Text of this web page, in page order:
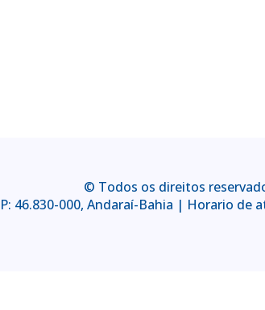
© Todos os direitos
46.830-000, Andaraí-Bahia | Horario de